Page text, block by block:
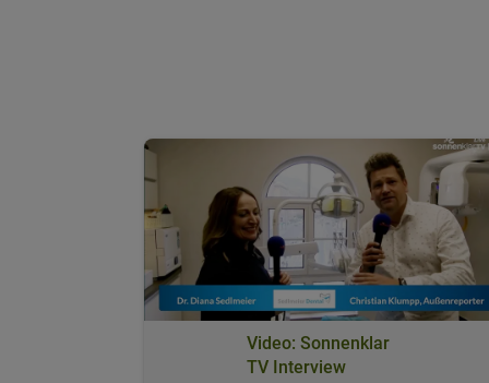
Video: Sonnenklar
TV Interview